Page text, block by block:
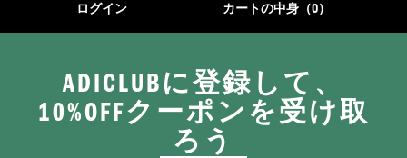
ログイン カートの中身（0）
ADICLUBに登録して、
10%OFFクーポンを受け取
ろう